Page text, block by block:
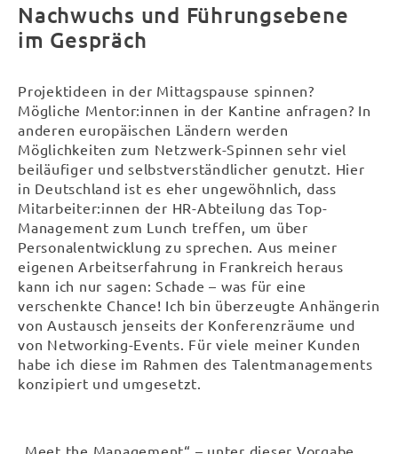
Nachwuchs und Führungsebene
im Gespräch
Projektideen in der Mittagspause spinnen?
Mögliche Mentor:innen in der Kantine anfragen? In
anderen europäischen Ländern werden
Möglichkeiten zum Netzwerk-Spinnen sehr viel
beiläufiger und selbstverständlicher genutzt. Hier
in Deutschland ist es eher ungewöhnlich, dass
Mitarbeiter:innen der HR-Abteilung das Top-
Management zum Lunch treffen, um über
Personalentwicklung zu sprechen. Aus meiner
eigenen Arbeitserfahrung in Frankreich heraus
kann ich nur sagen: Schade – was für eine
verschenkte Chance! Ich bin überzeugte Anhängerin
von Austausch jenseits der Konferenzräume und
von Networking-Events. Für viele meiner Kunden
habe ich diese im Rahmen des Talentmanagements
konzipiert und umgesetzt.
„Meet the Management“ – unter dieser Vorgabe